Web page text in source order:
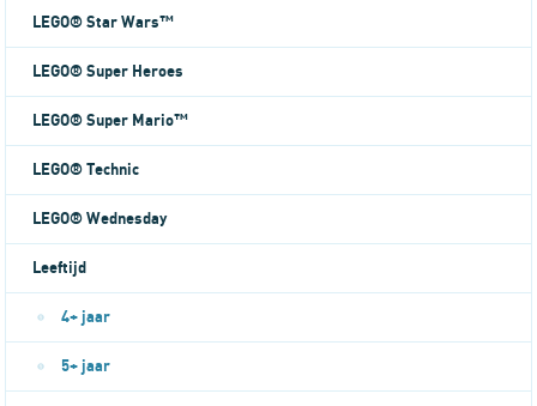
LEGO® Star Wars™
LEGO® Super Heroes
LEGO® Super Mario™
LEGO® Technic
LEGO® Wednesday
Leeftijd
4+ jaar
5+ jaar